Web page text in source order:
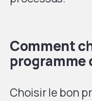
Comment
Choisir le bon